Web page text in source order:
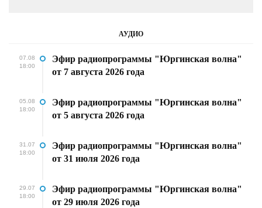
АУДИО
07.08
18:00
Эфир радиопрограммы "Юргинская волна"
от 7 августа 2026 года
05.08
18:00
Эфир радиопрограммы "Юргинская волна"
от 5 августа 2026 года
31.07
18:00
Эфир радиопрограммы "Юргинская волна"
от 31 июля 2026 года
29.07
18:00
Эфир радиопрограммы "Юргинская волна"
от 29 июля 2026 года